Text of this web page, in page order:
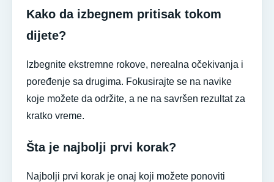
Kako da izbegnem pritisak tokom
dijete?
Izbegnite ekstremne rokove, nerealna očekivanja i
poređenje sa drugima. Fokusirajte se na navike
koje možete da održite, a ne na savršen rezultat za
kratko vreme.
Šta je najbolji prvi korak?
Najbolji prvi korak je onaj koji možete ponoviti